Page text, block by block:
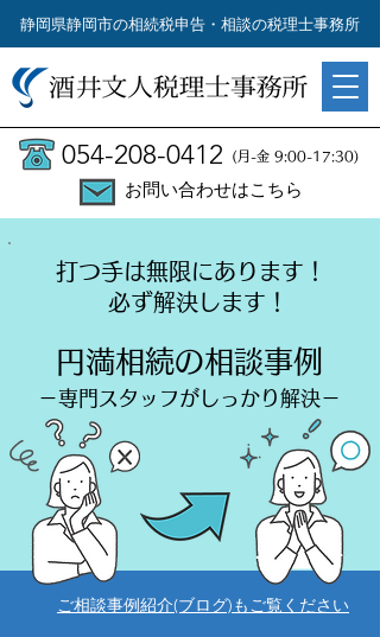
(月-金 9:00-17:30)
054-208-0412
お問い合わせはこちら
静岡県静岡市の相続税申告・相談の税理士事務所
​打つ手は無限にあります！
必ず解決します！
－専門スタッフがしっかり解決－
円満相続の相談事例
ご相談事例紹介(ブログ)もご覧ください